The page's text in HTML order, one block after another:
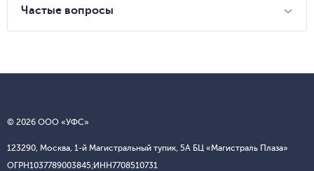
Частые вопросы
© 2026 ООО «УФС»
123290, Москва, 1-й Магистральный тупик, 5А БЦ «Магистраль Плаза»
ОГРН1037789003845;ИНН7708510731